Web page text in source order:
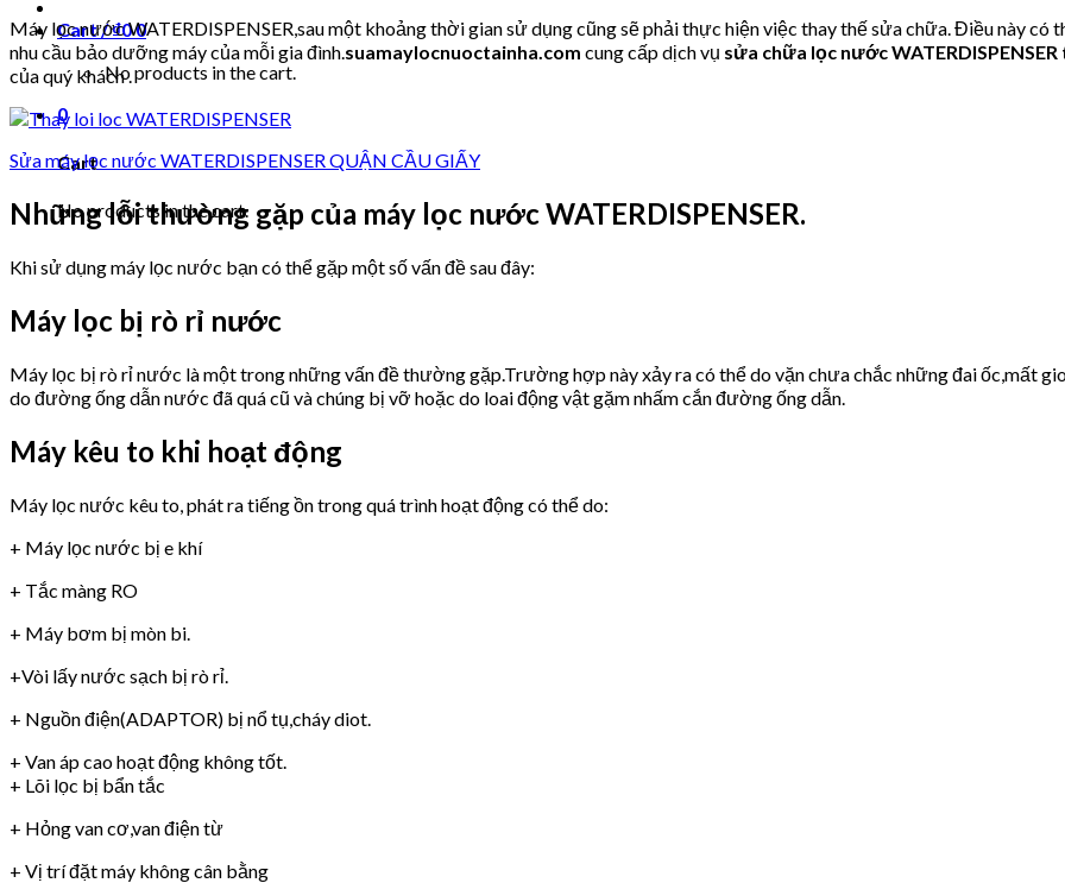
Cart /₫00
No products in the cart.
0
Cart
No products in the cart.
Máy lọc nước WATERDISPENSER,sau một khoảng thời gian sử dụng cũng sẽ phải thực hiện việc thay thế sửa chữa. Điều này
nhu cầu bảo dưỡng máy của mỗi gia đình.suamaylocnuoctainha.com cung cấp dịch vụ sửa chữa lọc nước
của quý khách .
Sửa máy lọc nước WATERDISPENSER QUẬN CẦU GIẤY
Những lỗi thường gặp của máy lọc nước WATERDISPENSER.
Khi sử dụng máy lọc nước bạn có thể gặp một số vấn đề sau đây:
Máy lọc bị rò rỉ nước
Máy lọc bị rò rỉ nước là một trong những vấn đề thường gặp.Trường hợp này xảy ra có thể do vặn chưa chắc những đai ốc,mất
do đường ống dẫn nước đã quá cũ và chúng bị vỡ hoặc do loai động vật gặm nhấm cắn đường ống dẫn.
Máy kêu to khi hoạt động
Máy lọc nước kêu to, phát ra tiếng ồn trong quá trình hoạt động có thể do:
+ Máy lọc nước bị e khí
+ Tắc màng RO
+ Máy bơm bị mòn bi.
+Vòi lấy nước sạch bị rò rỉ.
+ Nguồn điện(ADAPTOR) bị nổ tụ,cháy diot.
+ Van áp cao hoạt động không tốt.
+ Lõi lọc bị bẩn tắc
+ Hỏng van cơ,van điện từ
+ Vị trí đặt máy không cân bằng